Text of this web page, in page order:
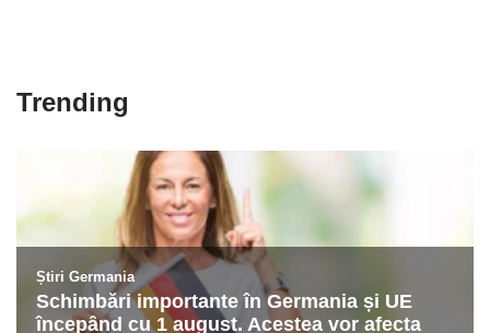
Trending